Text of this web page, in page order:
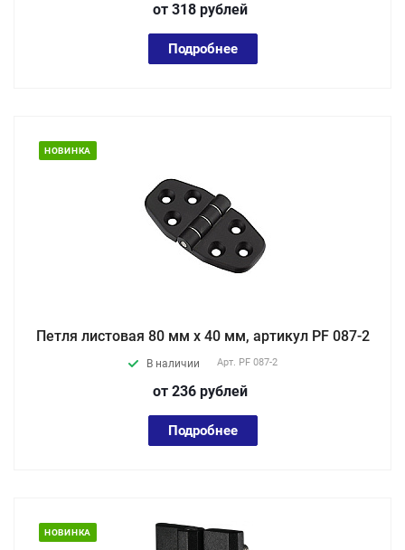
от 318 рублей
Подробнее
НОВИНКА
Петля листовая 80 мм х 40 мм, артикул PF 087-2
В наличии Арт. PF 087-2
от 236 рублей
Подробнее
НОВИНКА